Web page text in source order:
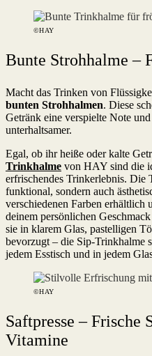
©HAY
Bunte Strohhalme –
Macht das Trinken von
bunten Strohhalmen. Diese
Getränk eine verspielte Note
unterhaltsamer.
Egal, ob ihr heiße oder kalte
Trinkhalme von HAY sind die
erfrischendes Trinkerlebnis. Die
funktional, sondern auch
verschiedenen Farben erhältlich
deinem persönlichen
sie in klarem Glas, pastelligen
bevorzugt – die Sip-Trinkhalme
jedem Esstisch und in jedem
©HAY
Saftpresse – Frische
Vitamine